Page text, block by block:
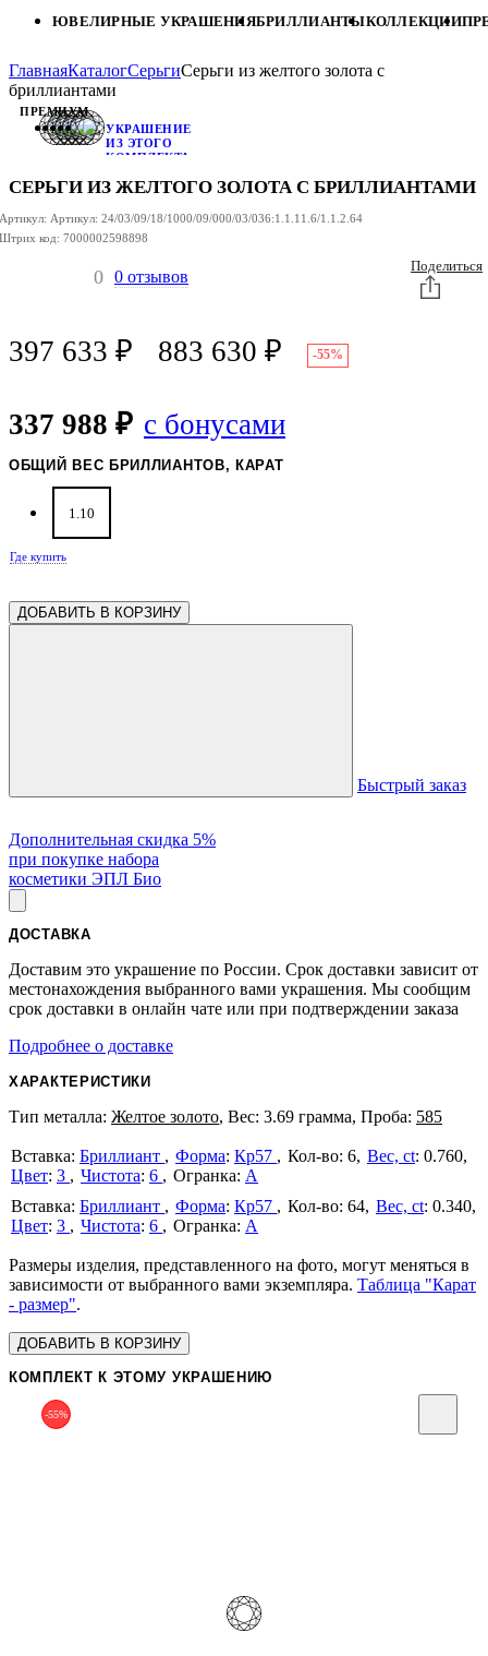
ЮВЕЛИРНЫЕ УКРАШЕНИЯБРИЛЛИАНТЫКОЛЛЕКЦИИ
ГлавнаяКаталогСерьгиСерьги из желтого золота с
бриллиантами
ПРЕМИУМ
УКРАШЕНИЕ
ИЗ ЭТОГО
КОМПЛЕКТА:
КОЛЬЦО ИЗ
ЗОЛОТА С
БРИЛЛИАНТАМИ
СЕРЬГИ ИЗ ЖЕЛТОГО ЗОЛОТА С БРИЛЛИАНТАМИ
Артикул: Артикул: 24/03/09/18/1000/09/000/03/036:1.1.11.6/1.1.2.64
Штрих код: 7000002598898
0 0 отзывов
Поделиться
397 633 ₽ 883 630 ₽ -55%
337 988 ₽ с бонусами
ОБЩИЙ ВЕС БРИЛЛИАНТОВ, КАРАТ
1.10
Где купить
ДОБАВИТЬ В КОРЗИНУ
Быстрый заказ
Дополнительная скидка 5%
при покупке набора
косметики ЭПЛ Био
ДОСТАВКА
Доставим это украшение по России. Срок доставки зависит от
местонахождения выбранного вами украшения. Мы сообщим
срок доставки в онлайн чате или при подтверждении заказа
Подробнее о доставке
ХАРАКТЕРИСТИКИ
Тип металла: Желтое золото, Вес: 3.69 грамма, Проба: 585
Бриллиант Форма: Кр57 6 Вес, ct: 0.760
Цвет: 3 Чистота: 6
А
Бриллиант
Форма: Кр57 64 Вес, ct: 0.340
Цвет: 3 Чистота: 6 А
Размеры изделия, представленного на фото, могут меняться в
зависимости от выбранного вами экземпляра. Таблица "Карат
- размер".
ДОБАВИТЬ В КОРЗИНУ
КОМПЛЕКТ К ЭТОМУ УКРАШЕНИЮ
-55%